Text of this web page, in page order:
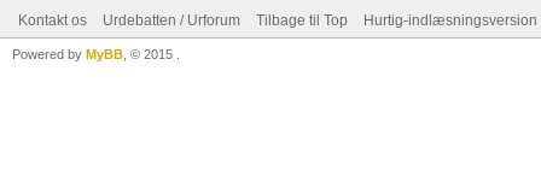
Kontakt os Urdebatten / Urforum Tilbage til Top Hurtig-indlæsningsversion
Powered by MyBB , © 2015